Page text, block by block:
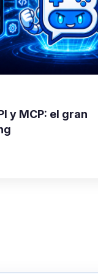
y MCP: el gran